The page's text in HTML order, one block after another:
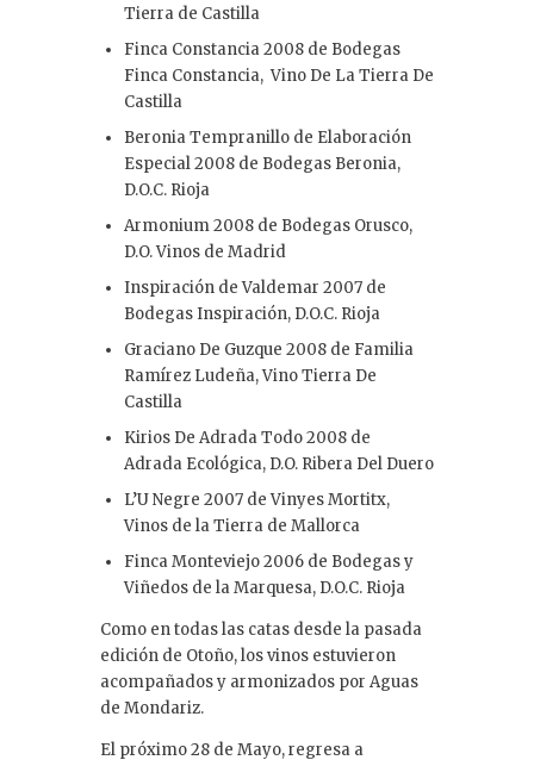
Tierra de Castilla
Finca Constancia 2008 de Bodegas
Finca Constancia, Vino De La Tierra De
Castilla
Beronia Tempranillo de Elaboración
Especial 2008 de Bodegas Beronia,
D.O.C. Rioja
Armonium 2008 de Bodegas Orusco,
D.O. Vinos de Madrid
Inspiración de Valdemar 2007 de
Bodegas Inspiración, D.O.C. Rioja
Graciano De Guzque 2008 de Familia
Ramírez Ludeña, Vino Tierra De
Castilla
Kirios De Adrada Todo 2008 de
Adrada Ecológica, D.O. Ribera Del Duero
L’U Negre 2007 de Vinyes Mortitx,
Vinos de la Tierra de Mallorca
Finca Monteviejo 2006 de Bodegas y
Viñedos de la Marquesa, D.O.C. Rioja
Como en todas las catas desde la pasada
edición de Otoño, los vinos estuvieron
acompañados y armonizados por Aguas
de Mondariz.
El próximo 28 de Mayo, regresa a